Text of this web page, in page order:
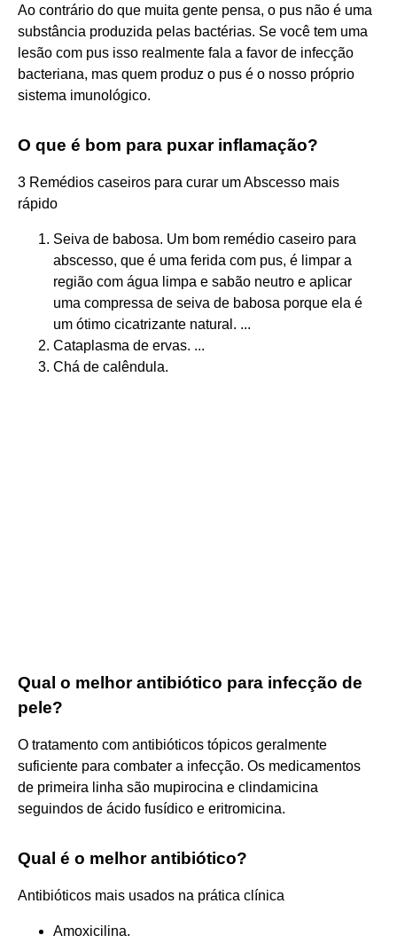
Ao contrário do que muita gente pensa, o pus não é uma
substância produzida pelas bactérias. Se você tem uma
lesão com pus isso realmente fala a favor de infecção
bacteriana, mas quem produz o pus é o nosso próprio
sistema imunológico.
O que é bom para puxar inflamação?
3 Remédios caseiros para curar um Abscesso mais
rápido
Seiva de babosa. Um bom remédio caseiro para
abscesso, que é uma ferida com pus, é limpar a
região com água limpa e sabão neutro e aplicar
uma compressa de seiva de babosa porque ela é
um ótimo cicatrizante natural. ...
Cataplasma de ervas. ...
Chá de calêndula.
Qual o melhor antibiótico para infecção de
pele?
O tratamento com antibióticos tópicos geralmente
suficiente para combater a infecção. Os medicamentos
de primeira linha são mupirocina e clindamicina
seguindos de ácido fusídico e eritromicina.
Qual é o melhor antibiótico?
Antibióticos mais usados na prática clínica
Amoxicilina.